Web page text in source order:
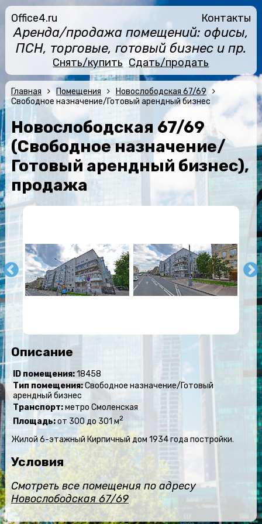
Office4.ru Контакты
Аренда/продажа помещений: офисы,
ПСН, торговые, готовый бизнес и пр.
Снять/купить Сдать/продать
Главная Помещения
Новослободская 67/69
Свободное назначение/Готовый арендный бизнес
Новослободская 67/69
(Свободное назначение/
Готовый арендный бизнес),
продажа
Описание
ID помещения:18458
Тип помещения:Свободное назначение/Готовый
арендный бизнес
Транспорт:метро Смоленская
Площадь:от 300 до 301 м2
Жилой 6-этажный Кирпичный дом 1934 года постройки.
Условия
Смотреть все помещения по адресу
Новослободская 67/69